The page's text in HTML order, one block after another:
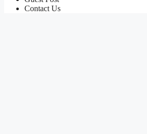
Contact Us